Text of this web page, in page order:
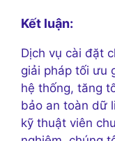
Kết luận:
Dịch vụ cài đặt
giải pháp tối ưu
hệ thống, tăng
bảo an toàn dữ
kỹ thuật viên